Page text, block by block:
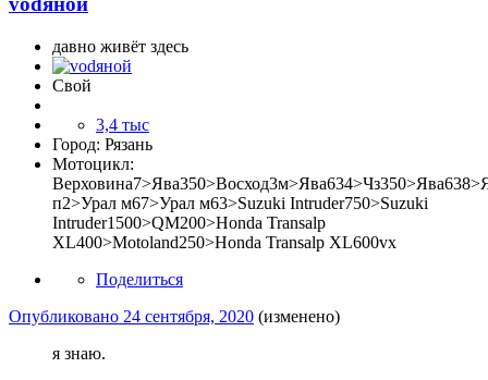
давно живёт здесь
Свой
3,4 тыс
Город: Рязань
Мотоцикл:
п2>Урал м67>Урал м63>Suzuki Intruder750>Suzuki
Intruder1500>QM200>Honda Transalp
XL400>Motoland250>Honda Transalp XL600vx
Поделиться
Опубликовано 24 сентября, 2020 (изменено)
я знаю.